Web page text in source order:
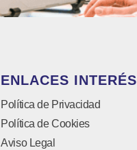
ENLACES INTERÉS
Política de Privacidad
Política de Cookies
Aviso Legal